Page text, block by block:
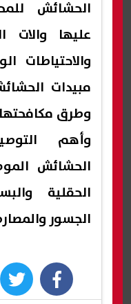
الحشائش
عليها والات
والاحتياطات
مبيدات
وطرق
وأهم
الحشائش
الحقلية
الجسور
facebook